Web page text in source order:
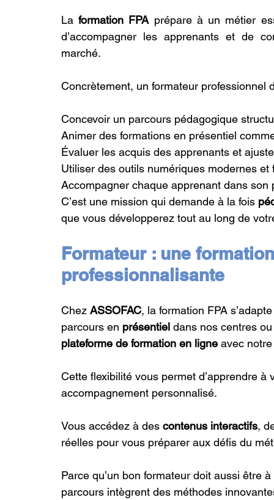
La formation FPA prépare à un métier
d’accompagner les apprenants et de
marché.
Concrètement, un formateur professionnel
Concevoir un parcours pédagogique
Animer des formations en présentiel
Évaluer les acquis des apprenants et
Utiliser des outils numériques modernes et
Accompagner chaque apprenant dans son
C’est une mission qui demande à la fois
que vous développerez tout au long de
Formateur : une
professionnalisante
Chez ASSOFAC, la formation FPA
parcours en présentiel dans nos centres
plateforme de formation en ligne avec
Cette flexibilité vous permet d’apprendre
accompagnement personnalisé.
Vous accédez à des contenus interactifs,
réelles pour vous préparer aux défis du
Parce qu’un bon formateur doit aussi être
parcours intègrent des méthodes